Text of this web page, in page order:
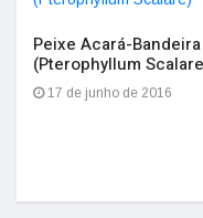
Peixe Acará-Bandeira
(Pterophyllum
17 de junho de 2016